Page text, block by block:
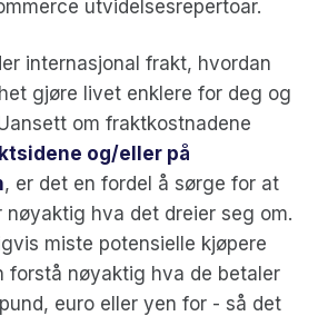
utvidelsesrepertoar.
internasjonal frakt, hvordan
gjøre livet enklere for deg og
om fraktkostnadene
og/eller på
, er det en fordel å sørge for at
nøyaktig hva det dreier seg om.
miste potensielle kjøpere
forstå nøyaktig hva de betaler
euro eller yen for - så det